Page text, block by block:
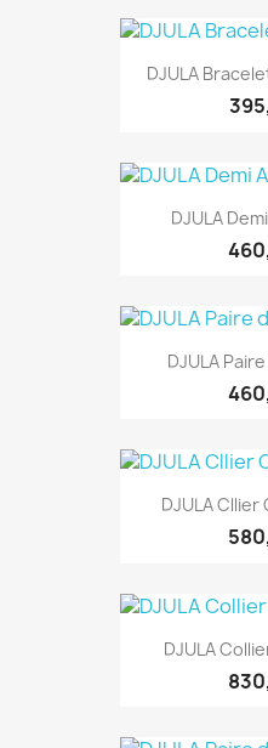
DJULA
DJULA
DJULA
DJULA Cllier
DJULA